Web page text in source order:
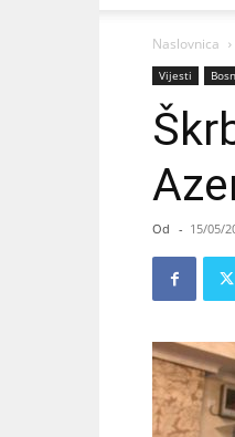
Naslovnica
Vijesti
Od - 15/05/